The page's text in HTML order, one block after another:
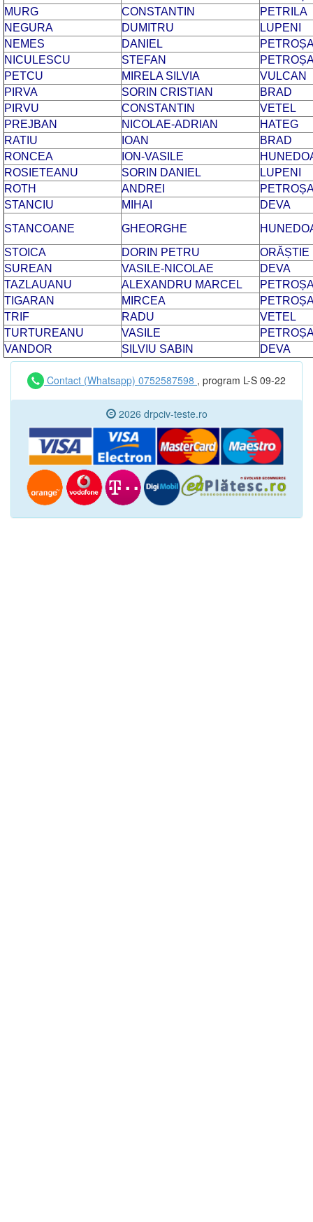
MURG
CONSTANTIN
PETRILA
NEGURA
DUMITRU
LUPENI
NEMES
DANIEL
NICULESCU
STEFAN
PETCU
MIRELA SILVIA
VULCAN
PIRVA
SORIN CRISTIAN
BRAD
PIRVU
CONSTANTIN
VETEL
PREJBAN
NICOLAE-ADRIAN
HATEG
RATIU
IOAN
BRAD
RONCEA
ION-VASILE
ROSIETEANU
SORIN DANIEL
LUPENI
ROTH
ANDREI
STANCIU
MIHAI
DEVA
STANCOANE
GHEORGHE
STOICA
DORIN PETRU
ORĂȘTIE
SUREAN
VASILE-NICOLAE
DEVA
TAZLAUANU
ALEXANDRU MARCEL
TIGARAN
MIRCEA
TRIF
RADU
VETEL
TURTUREANU
VASILE
VANDOR
SILVIU SABIN DEVA
Contact (Whatsapp) 0752587598 , program L-S 09-22
2026 drpciv-teste.ro